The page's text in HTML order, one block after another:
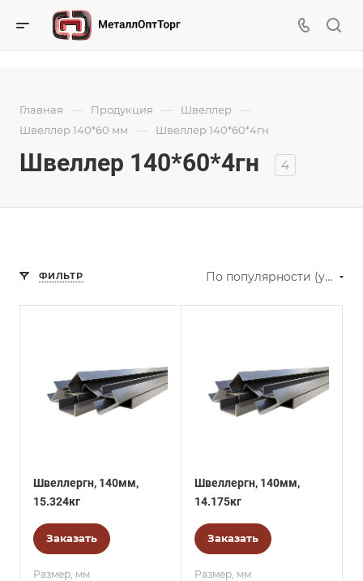
Главная — Продукция — Швеллер —
Швеллер 140*60 мм — Швеллер 140*60*4гн
Швеллер 140*60*4гн 4
ФИЛЬТР По популярности (убывание)
Швеллергн, 140мм,
15.324кг
Заказать
Размер, мм
Швеллергн, 140мм,
14.175кг
Заказать
Размер, мм